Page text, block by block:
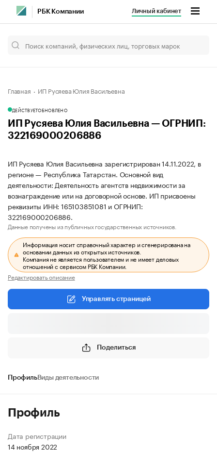
РБК Компании Личный кабинет
Главная ИП Русяева Юлия Васильевна
ДЕЙСТВУЕТОБНОВЛЕНО
ИП Русяева Юлия Васильевна — ОГРНИП:
322169000206886
ИП Русяева Юлия Васильевна зарегистрирован 14.11.2022, в
регионе — Республика Татарстан. Основной вид
деятельности: Деятельность агентств недвижимости за
вознаграждение или на договорной основе. ИП присвоены
реквизиты ИНН: 165103851081 и ОГРНИП:
322169000206886.
Данные получены из публичных государственных источников.
Информация носит справочный характер и сгенерирована на
основании данных из открытых источников.
Компания не является пользователем и не имеет деловых
отношений с сервисом РБК Компании.
Редактировать описание
Управлять страницей
Поделиться
ПрофильВиды деятельности
Профиль
Дата регистрации
14 ноября 2022